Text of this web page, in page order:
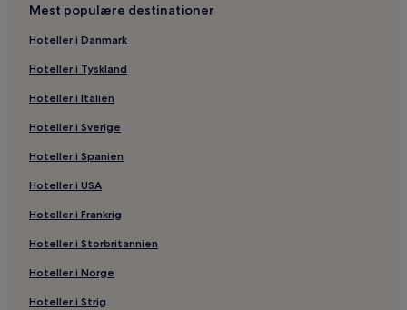
Mest populære destinationer
Hoteller i Danmark
Hoteller i Tyskland
Hoteller i Italien
Hoteller i Sverige
Hoteller i Spanien
Hoteller i USA
Hoteller i Frankrig
Hoteller i Storbritannien
Hoteller i Norge
Hoteller i Strig